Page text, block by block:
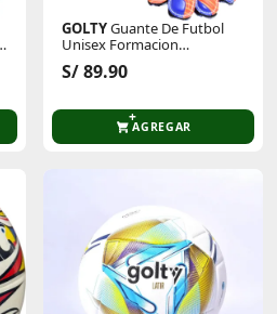
GOLTYGuante De Futbol
Unisex Formacion
Supersoccer Ii Golty
S/ 89.90
AGREGAR